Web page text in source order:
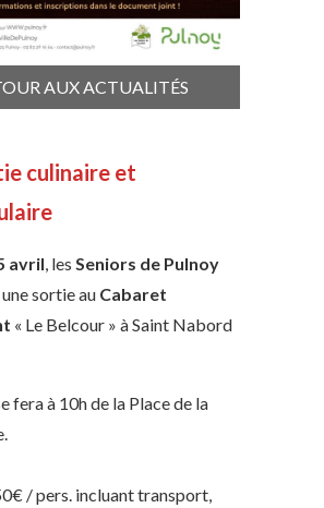
AUX ACTUALITÉS
culinaire et
avril, les Seniors de Pulnoy
sortie au Cabaret
« Le Belcour » à Saint Nabord
fera à 10h de la Place de la
/ pers. incluant transport,